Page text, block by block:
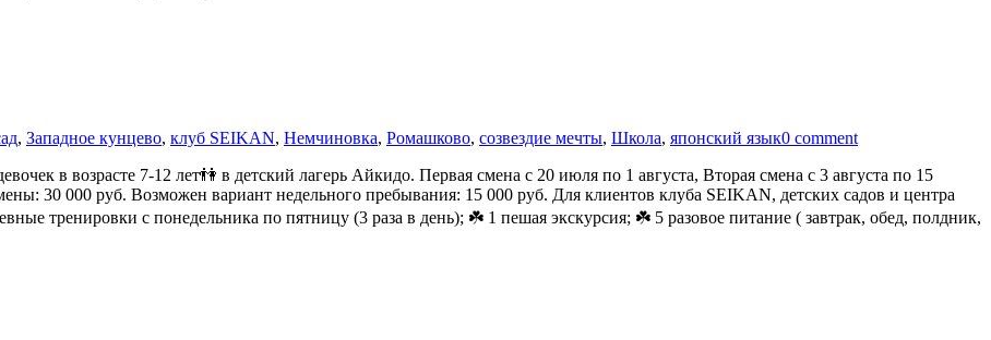
, Западное кунцево, клуб SEIKAN, Немчиновка, Ромашково, созвездие мечты, Школа, японский язык0 comment
в возрасте 7-12 лет👫 в детский лагерь Айкидо. Первая смена с 20 июля по 1 августа, Вторая смена с 3 августа по 15
30 000 руб. Возможен вариант недельного пребывания: 15 000 руб. Для клиентов клуба SEIKAN, детских садов и центра
тренировки с понедельника по пятницу (3 раза в день); ☘️ 1 пешая экскурсия; ☘️ 5 разовое питание ( завтрак, обед, полдник,